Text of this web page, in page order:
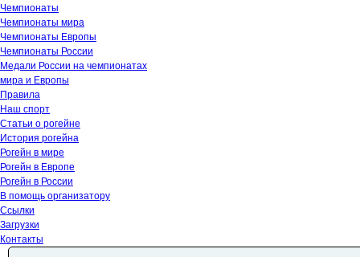
Чемпионаты
Чемпионаты мира
Чемпионаты Европы
Чемпионаты России
Медали России на чемпионатах
мира и Европы
Правила
Наш спорт
Статьи о рогейне
История рогейна
Рогейн в мире
Рогейн в Европе
Рогейн в России
В помощь организатору
Ссылки
Загрузки
Контакты